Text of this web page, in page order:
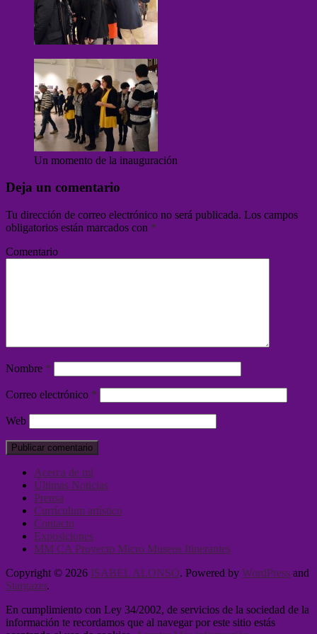
Un momento de la inauguración
Deja un comentario
Tu dirección de correo electrónico no será publicada. Los campos
obligatorios están marcados con *
Comentario
Nombre *
Correo electrónico *
Web
Acerca de mi
Últimas Noticias
Prensa
Currículum artístico
Contacto
Exposiciones
MM CA Proyecto Micro Museos Itinerantes
Copyright © 2026 ISABEL ALONSO. Powered by WordPress and
Stargazer.
En cumplimiento con Ley 34/2002, de servicios de la sociedad de la
información te recordamos que al navegar por este sitio estás